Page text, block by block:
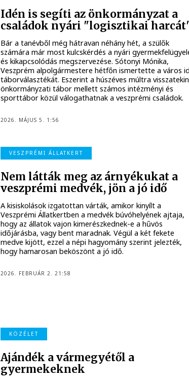
Idén is segíti az önkormányzat a
családok nyári "logisztikai
Bár a tanévből még hátravan néhány hét, a szülők
számára már most kulcskérdés a nyári
és kikapcsolódás megszervezése. Sótonyi Mónika,
Veszprém alpolgármestere hétfőn ismertette a város
táborválasztékát. Eszerint a húszéves múltra
önkormányzati tábor mellett számos intézményi és
sporttábor közül válogathatnak a veszprémi családok.
2026. MÁJUS 5. 1:56
VESZPRÉMI ÁLLATKERT
Nem látták meg az árnyékukat a
veszprémi medvék, jön a jó idő
A kisiskolások izgatottan várták, amikor kinyílt a
Veszprémi Állatkertben a medvék búvóhelyének ajtaja,
hogy az állatok vajon kimerészkednek-e a hűvös
időjárásba, vagy bent maradnak. Végül a két fekete
medve kijött, ezzel a népi hagyomány szerint jelezték,
hogy hamarosan beköszönt a jó idő.
2026. FEBRUÁR 2. 21:58
KÖZÉLET
Ajándék a vármegyétől a
gyermekeknek